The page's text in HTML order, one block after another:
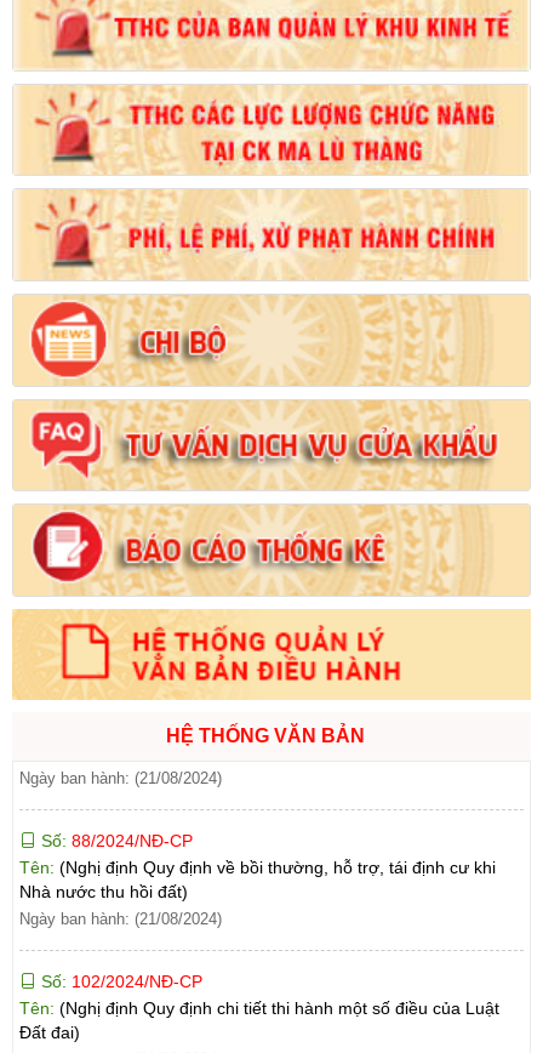
HỆ THỐNG VĂN BẢN
Số:102/2024/NĐ-CP
Tên:
(Nghị định Quy định chi tiết thi hành một số điều của Luật
Đất đai)
Ngày ban hành: (21/08/2024)
Số:103/2024/NĐ-CP
Tên:(Nghị định Quy định về tiền sử dụng đất, tiền thuê đất)
Ngày ban hành: (21/08/2024)
Số:1731/KH-UBND
Tên:(Kế hoạch triển khai thi hành Luật Đất đai năm 2024)
Ngày ban hành: (21/08/2024)
Số:71/2024/NĐ-CP
Tên:(Nghị định Quy định về giá đất)
Số:
31/2024/QH15
Tên: (Luật Đất đai)
Ngày ban hành: (21/08/2024)
Số:88/2024/NĐ-CP
Tên:(Nghị định Quy định về bồi thường, hỗ trợ, tái định cư khi
Nhà nước thu hồi đất)
Ngày ban hành: (21/08/2024)
Số:102/2024/NĐ-CP
Tên:(Nghị định Quy định chi tiết thi hành một số điều của Luật
Đất đai)
Ngày ban hành: (21/08/2024)